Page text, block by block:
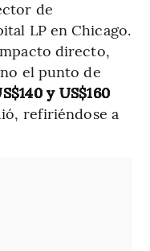
de
LP en Chicago.
directo,
el punto de
y US$160
refiriéndose a